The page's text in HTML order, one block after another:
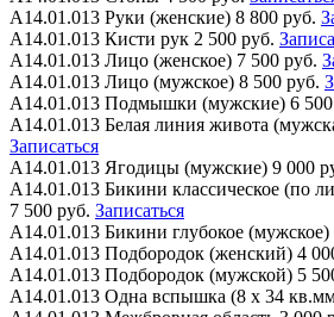
А14.01.013 Руки (женские) 8 800 руб.
А14.01.013 Кисти рук 2 500 руб.
А14.01.013 Лицо (женское) 7 500 руб.
А14.01.013 Лицо (мужское) 8 500 руб.
А14.01.013 Подмышки (мужские) 6
А14.01.013 Белая линия живота
Записаться
А14.01.013 Ягодицы (мужские) 9 000
А14.01.013 Бикини классическое (по
7 500 руб. Записаться
А14.01.013 Бикини глубокое (мужское)
А14.01.013 Подбородок (женский) 4
А14.01.013 Подбородок (мужской) 5
А14.01.013 Одна вспышка (8 х 34